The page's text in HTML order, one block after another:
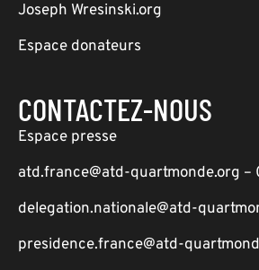
Joseph Wresinski.org
Espace donateurs
CONTACTEZ-NOUS
Espace presse
atd.france@atd-quartmonde.org –
delegation.nationale@atd-
presidence.france@atd-